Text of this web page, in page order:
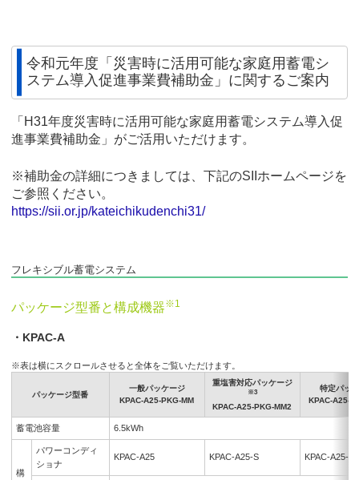
令和元年度「災害時に活用可能な家庭用蓄電シ
ステム導入促進事業費補助金」に関するご案内
「H31年度災害時に活用可能な家庭用蓄電システム導入促
進事業費補助金」がご活用いただけます。
※補助金の詳細につきましては、下記のSIIホームページを
ご参照ください。
https://sii.or.jp/kateichikudenchi31/
フレキシブル蓄電システム
パッケージ型番と構成機器※1
・KPAC-A
※表は横にスクロールさせると全体をご覧いただけます。
パッケージ型番
一般パッケージ
KPAC-A25-PKG-MM
重塩害対応パッケージ
※3
KPAC-A25-PKG-MM2
特定パッ
KPAC-A25-
蓄電池容量 6.5kWh
構
パワーコンディ
ショナ
KPAC-A25 KPAC-A25-S KPAC-A25-C